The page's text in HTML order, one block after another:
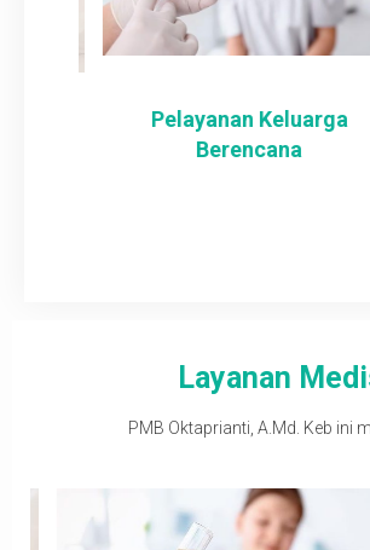
Pelayanan Keluarga
Berencana
Layanan
PMB Oktaprianti, A.Md. Keb ini